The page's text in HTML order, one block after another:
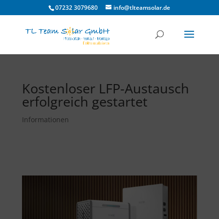
07232 3079680 info@tlteamsolar.de
Kostenloser LFP-Austausch
erfolgreich gestartet
Informationen